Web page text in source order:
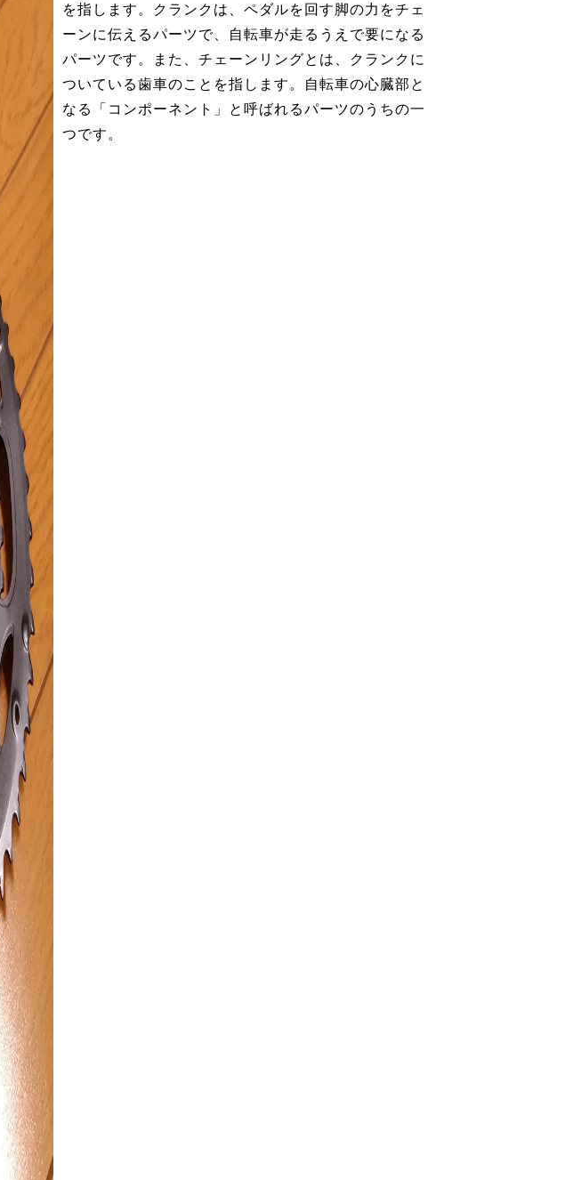
を指します。クランクは、ペダルを回す脚の力をチェ
ーンに伝えるパーツで、自転車が走るうえで要になる
パーツです。また、チェーンリングとは、クランクに
ついている歯車のことを指します。自転車の心臓部と
なる「コンポーネント」と呼ばれるパーツのうちの一
つです。